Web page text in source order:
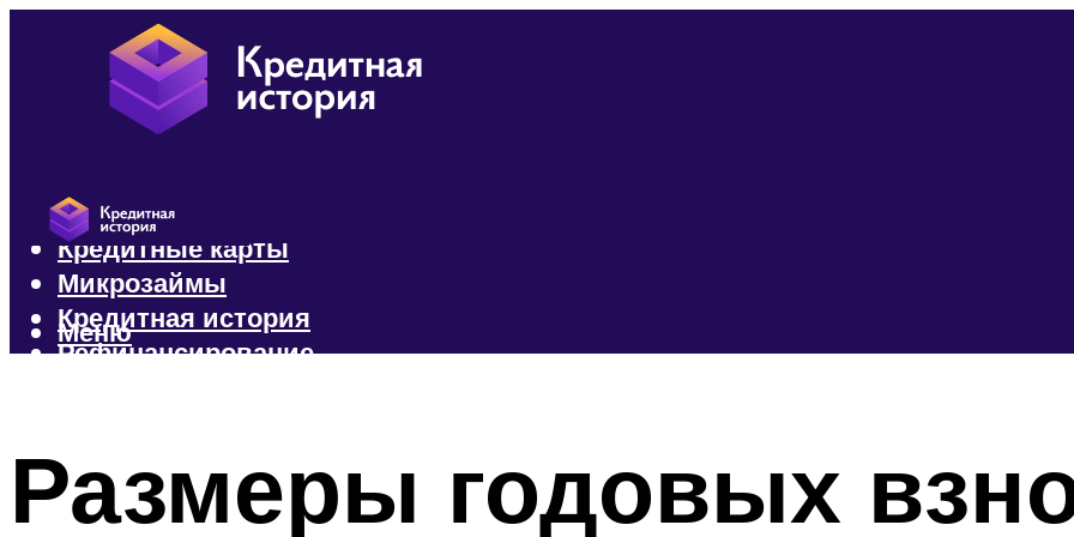
Кредиты
Кредитные карты
Микрозаймы
Кредитная история
Рефинансирование
Меню
Размеры годовых